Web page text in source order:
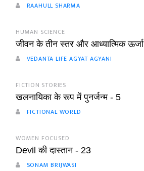
RAAHULL SHARMA
HUMAN SCIENCE
जीवन के तीन स्तर और आध्यात्मिक ऊर्जा
VEDANTA LIFE AGYAT AGYANI
FICTION STORIES
खलनायिका के रूप में पुनर्जन्म - 5
FICTIONAL WORLD
WOMEN FOCUSED
Devil की दास्तान - 23
SONAM BRIJWASI